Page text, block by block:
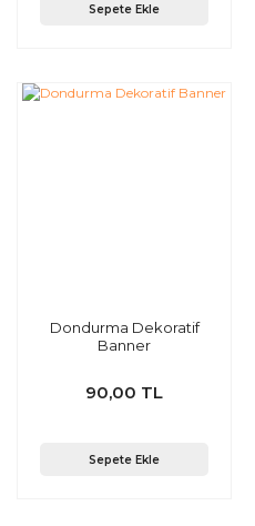
Sepete Ekle
Dondurma Dekoratif
Banner
90,00 TL
Sepete Ekle